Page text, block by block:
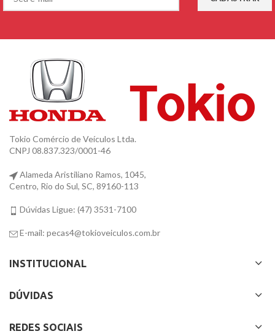
Tokio Comércio de Veículos Ltda.
CNPJ 08.837.323/0001-46
Alameda Aristiliano Ramos, 1045,
Centro, Rio do Sul, SC, 89160-113
Dúvidas Ligue: (47) 3531-7100
E-mail: pecas4@tokioveiculos.com.br
INSTITUCIONAL
DÚVIDAS
REDES SOCIAIS